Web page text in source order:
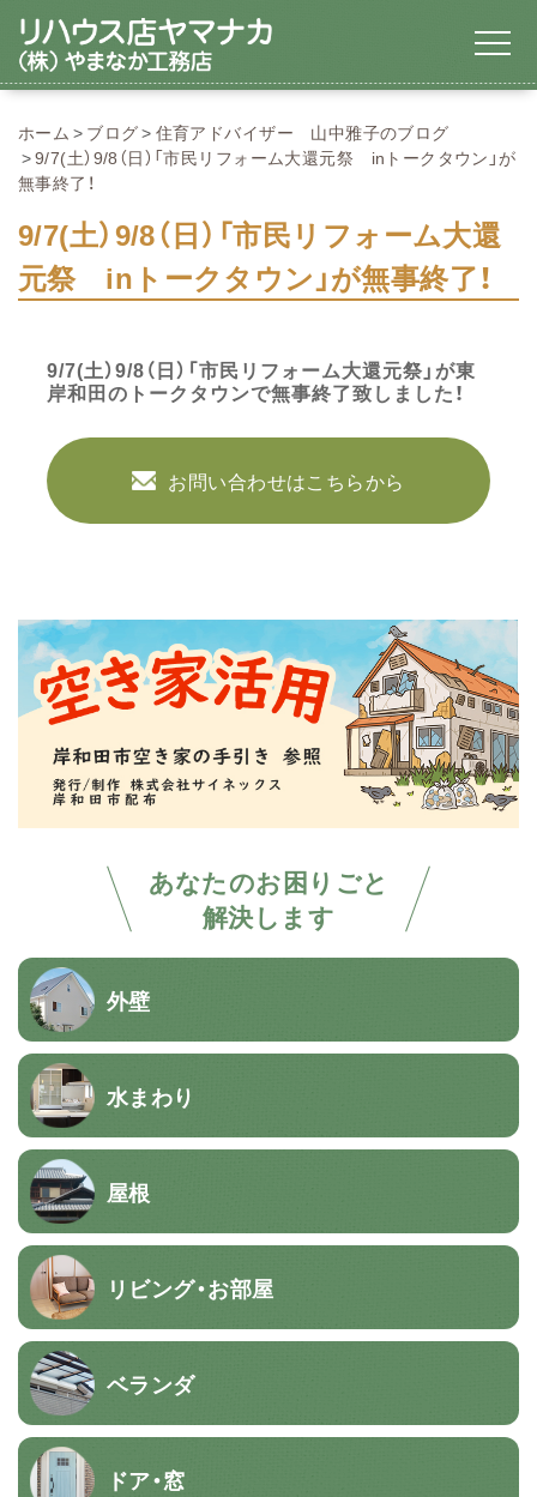
あなたのお困りごと
解決します
外壁
水まわり
屋根
リビング・お部屋
ベランダ
ドア・窓
ホーム ブログ
住育アドバイザー 山中雅子のブログ
9/7(土）9/8（日）「市民リフォーム大還元祭 inトークタウン」が
無事終了！
9/7(土）9/8（日）「市民リフォーム大還
元祭 inトークタウン」が無事終了！
9/7(土）9/8（日）「市民リフォーム大還元祭」が東
岸和田のトークタウンで無事終了致しました！
お問い合わせはこちらから